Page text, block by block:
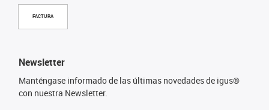
FACTURA
Newsletter
Manténgase informado de las últimas novedades de igus®
con nuestra Newsletter.